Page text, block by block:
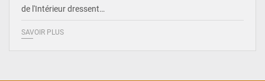
de l'Intérieur dressent…
SAVOIR PLUS